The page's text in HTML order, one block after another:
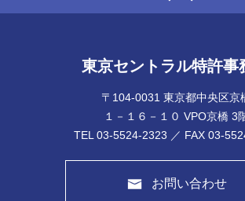
東京セントラル特許事
〒104-0031 東京都中央区京
１－１６－１０ VPO京橋 3
TEL 03-5524-2323 ／ FAX 03-
お問い合わせ